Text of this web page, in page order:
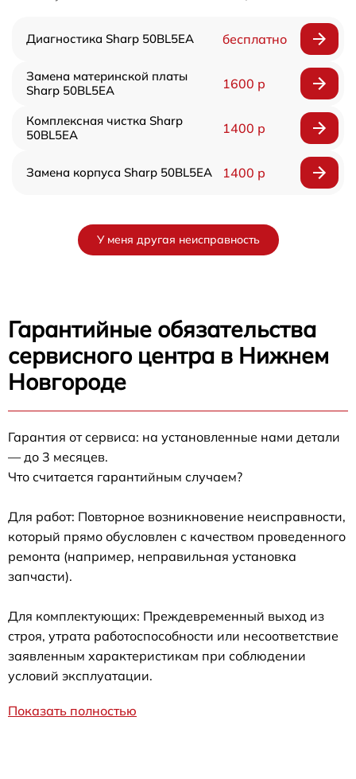
Диагностика Sharp 50BL5EA бесплатно
Замена материнской платы
Sharp 50BL5EA
1600 р
Комплексная чистка Sharp
50BL5EA
1400 р
Замена корпуса Sharp 50BL5EA 1400 р
У меня другая неисправность
Гарантийные обязательства
сервисного центра в Нижнем
Новгороде
Гарантия от сервиса: на установленные нами детали
— до 3 месяцев.
Что считается гарантийным случаем?
Для работ: Повторное возникновение неисправности,
который прямо обусловлен с качеством проведенного
ремонта (например, неправильная установка
запчасти).
Для комплектующих: Преждевременный выход из
строя, утрата работоспособности или несоответствие
заявленным характеристикам при соблюдении
условий эксплуатации.
Показать полностью